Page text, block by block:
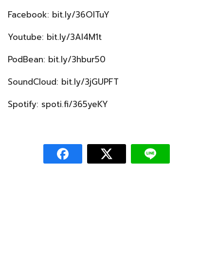
Facebook: bit.ly/36OlTuY
Youtube: bit.ly/3Al4M1t
PodBean: bit.ly/3hbur50
SoundCloud: bit.ly/3jGUPFT
Spotify: spoti.fi/365yeKY